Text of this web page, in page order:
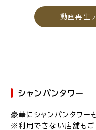
動画再生
シャンパンタワー
豪華にシャンパンタワー
※利用できない店舗もご